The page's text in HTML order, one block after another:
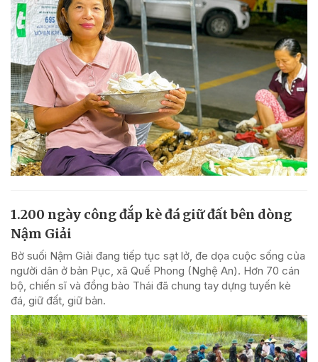
1.200 ngày công đắp kè đá giữ đất bên dòng
Nậm Giải
Bờ suối Nậm Giải đang tiếp tục sạt lở, đe dọa cuộc sống của
người dân ở bản Pục, xã Quế Phong (Nghệ An). Hơn 70 cán
bộ, chiến sĩ và đồng bào Thái đã chung tay dựng tuyến kè
đá, giữ đất, giữ bản.